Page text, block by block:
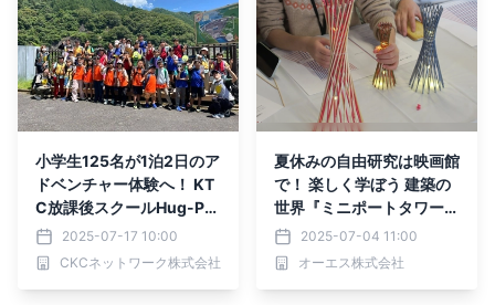
小学生125名が1泊2日のア
ドベンチャー体験へ！ KT
C放課後スクールHug-PO
N!による 「夏のジブンG
O!GO!プログラム2025」
が開催
2025-07-17 10:00
CKCネットワーク株式会社
夏休みの自由研究は映画館
で！ 楽しく学ぼう 建築の
世界『ミニポートタワー』
を作ろう！
2025-07-04 11:00
オーエス株式会社